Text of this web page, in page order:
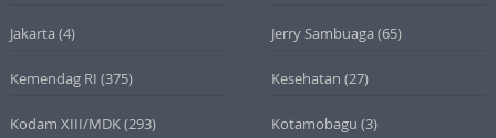
Jakarta (4) Jerry Sambuaga (65)
Kemendag RI (375) Kesehatan (27)
Kodam XIII/MDK(293) Kotamobagu (3)